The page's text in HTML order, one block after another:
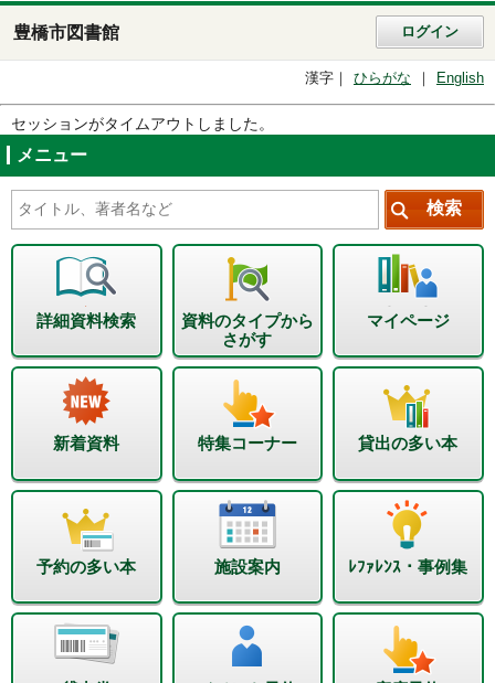
豊橋市図書館 ログイン
漢字 ひらがな English
セッションがタイムアウトしました。
メニュー
詳細資料検索
資料のタイプから
さがす
マイページ
新着資料 特集コーナー 貸出の多い本
予約の多い本 施設案内 ﾚﾌｧﾚﾝｽ・事例集